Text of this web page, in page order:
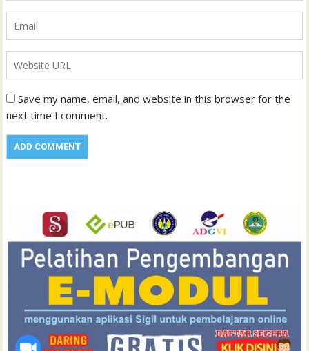
Save my name, email, and website in this browser for the
next time I comment.